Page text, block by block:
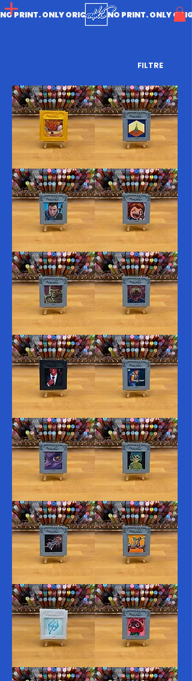
NO PRINT. ONLY ORIGINAL.
FILTRE
31.
Award
30.
Vacant
29.
Lesson
27.
Onion
28.
Skeletal
26.
Puzzling
25.
Inferno
24.
Rowdy
23.
Firefly
22.
Button
21.
Blast
20.
Rivals
19.
Arctic
18.
Deal